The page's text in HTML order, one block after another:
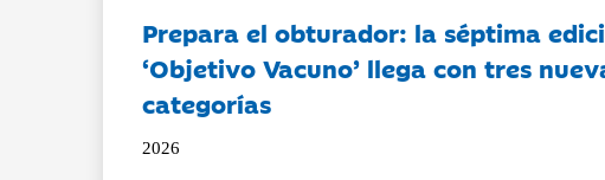
Prepara el obturador: la séptima
‘Objetivo Vacuno’ llega con tres
categorías
2026